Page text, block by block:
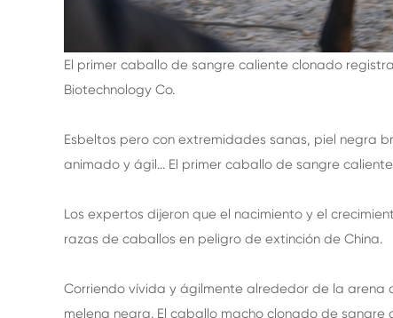
El primer caballo de sangre caliente clonado
Biotechnology Co.
Esbeltos pero con extremidades sanas, piel negra
animado y ágil... El primer caballo de sangre
Los expertos dijeron que el nacimiento y el
razas de caballos en peligro de extinción de China.
Corriendo vívida y ágilmente alrededor de la arena
melena negra. El caballo macho clonado de sangre